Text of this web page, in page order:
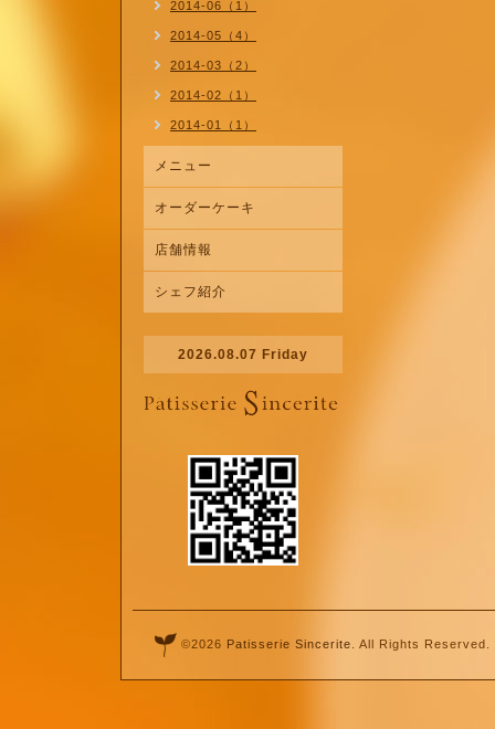
2014-06（1）
2014-05（4）
2014-03（2）
2014-02（1）
2014-01（1）
メニュー
オーダーケーキ
店舗情報
シェフ紹介
2026.08.07 Friday
©2026 Patisserie Sincerite . All Rights Reserved.